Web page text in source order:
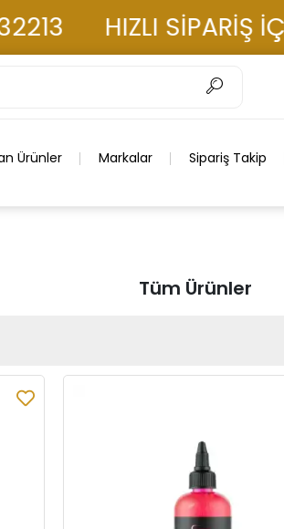
HIZLI SİPARİŞ İÇİN
Ürünler Markalar Sipariş Takip
Tüm Ürünler